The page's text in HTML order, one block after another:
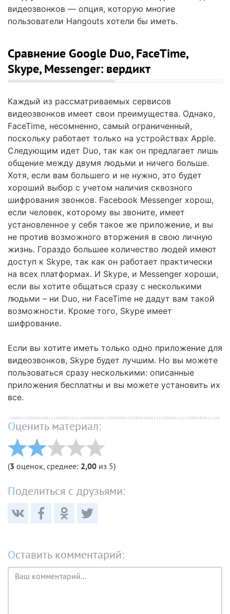
видеозвонков — опция, которую многие
пользователи Hangouts хотели бы иметь.
Сравнение Google Duo, FaceTime,
Skype, Messenger: вердикт
Каждый из рассматриваемых сервисов
видеозвонков имеет свои преимущества. Однако,
FaceTime, несомненно, самый ограниченный,
поскольку работает только на устройствах Apple.
Следующим идет Duo, так как он предлагает лишь
общение между двумя людьми и ничего больше.
Хотя, если вам большего и не нужно, это будет
хороший выбор с учетом наличия сквозного
шифрования звонков. Facebook Messenger хорош,
если человек, которому вы звоните, имеет
установленное у себя такое же приложение, и вы
не против возможного вторжения в свою личную
жизнь. Гораздо большее количество людей имеют
доступ к Skype, так как он работает практически
на всех платформах. И Skype, и Messenger хороши,
если вы хотите общаться сразу с несколькими
людьми – ни Duo, ни FaceTime не дадут вам такой
возможности. Кроме того, Skype имеет
шифрование.
Если вы хотите иметь только одно приложение для
видеозвонков, Skype будет лучшим. Но вы можете
пользоваться сразу несколькими: описанные
приложения бесплатны и вы можете установить их
все.
Оценить материал:
(3 оценок, среднее: 2,00 из 5)
Поделиться с друзьями:
Оставить комментарий:
Текст
комментария